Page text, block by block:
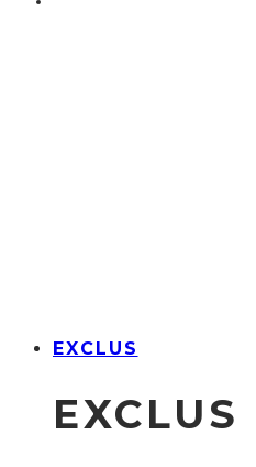
EXCLUS
EXCLUS